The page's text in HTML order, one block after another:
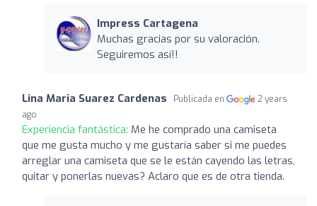
Impress Cartagena
Muchas gracias por su valoración.
Seguiremos así!!
Lina Maria Suarez Cardenas Publicada en
2 years
ago
Experiencia fantástica: Me he comprado una camiseta
que me gusta mucho y me gustaría saber si me puedes
arreglar una camiseta que se le están cayendo las letras,
quitar y ponerlas nuevas? Aclaro que es de otra tienda.